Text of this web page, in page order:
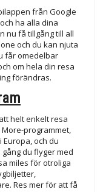
från Google
ha alla dina
nu få tillgång till all
och du kan njuta
får omedelbar
om hela din resa
förändras.
helt enkelt resa
More-programmet,
och du
du flyger med
miles för otroliga
Res mer för att få